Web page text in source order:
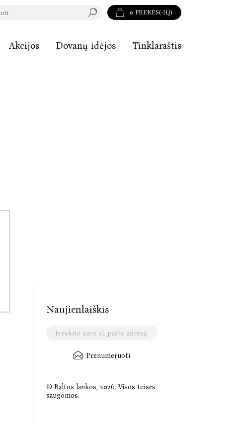
0 PREKĖS(-IŲ)
Akcijos Dovanų idėjos Tinklaraštis
Naujienlaiškis
Prenumeruoti
© Baltos lankos, 2026. Visos teisės
saugomos.